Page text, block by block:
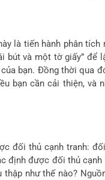
là tiến hành phân
bút và một tờ giấy” để
bạn. Đồng thời qua
bạn cần cải thiện, và
đối thủ cạnh tranh:
định được đối thủ
như thế nào?